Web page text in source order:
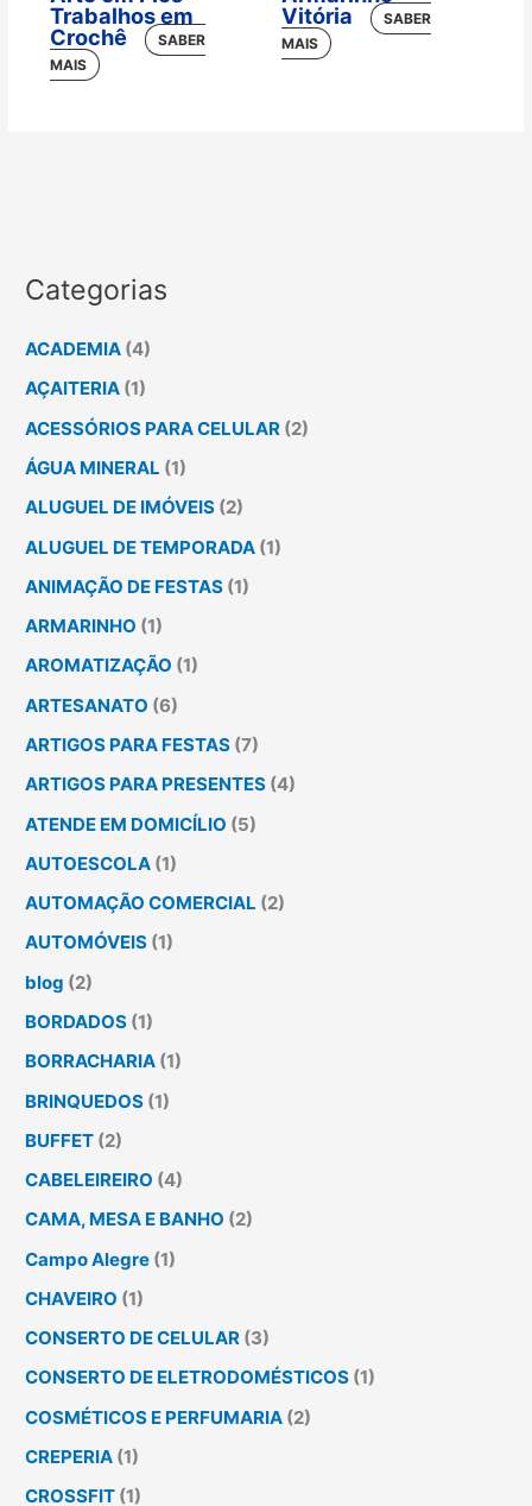
Trabalhos em
Crochê
Vitória
Categorias
ACADEMIA (4)
AÇAITERIA (1)
ACESSÓRIOS PARA CELULAR (2)
ÁGUA MINERAL (1)
ALUGUEL DE IMÓVEIS (2)
ALUGUEL DE TEMPORADA (1)
ANIMAÇÃO DE FESTAS (1)
ARMARINHO (1)
AROMATIZAÇÃO (1)
ARTESANATO (6)
ARTIGOS PARA FESTAS (7)
ARTIGOS PARA PRESENTES (4)
ATENDE EM DOMICÍLIO (5)
AUTOESCOLA (1)
AUTOMAÇÃO COMERCIAL (2)
AUTOMÓVEIS (1)
blog (2)
BORDADOS (1)
BORRACHARIA (1)
BRINQUEDOS (1)
BUFFET (2)
CABELEIREIRO (4)
CAMA, MESA E BANHO (2)
Campo Alegre (1)
CHAVEIRO (1)
CONSERTO DE CELULAR (3)
CONSERTO DE ELETRODOMÉSTICOS (1)
COSMÉTICOS E PERFUMARIA (2)
CREPERIA (1)
CROSSFIT (1)